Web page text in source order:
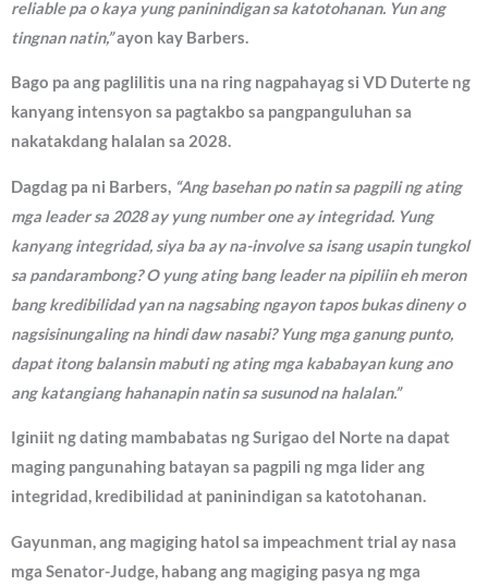
reliable pa o kaya yung paninindigan sa katotohanan. Yun ang
tingnan natin,”ayon kay Barbers.
Bago pa ang paglilitis una na ring nagpahayag si VD Duterte ng
kanyang intensyon sa pagtakbo sa pangpanguluhan sa
nakatakdang halalan sa 2028.
Dagdag pa ni Barbers, “Ang basehan po natin sa pagpili ng ating
mga leader sa 2028 ay yung number one ay integridad. Yung
kanyang integridad, siya ba ay na-involve sa isang usapin tungkol
sa pandarambong? O yung ating bang leader na pipiliin eh meron
bang kredibilidad yan na nagsabing ngayon tapos bukas dineny o
nagsisinungaling na hindi daw nasabi? Yung mga ganung punto,
dapat itong balansin mabuti ng ating mga kababayan kung ano
ang katangiang hahanapin natin sa susunod na halalan.”
Iginiit ng dating mambabatas ng Surigao del Norte na dapat
maging pangunahing batayan sa pagpili ng mga lider ang
integridad, kredibilidad at paninindigan sa katotohanan.
Gayunman, ang magiging hatol sa impeachment trial ay nasa
mga Senator-Judge, habang ang magiging pasya ng mga